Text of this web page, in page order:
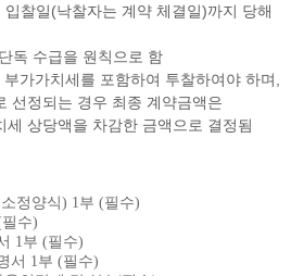
찰일(낙찰자는 계약 체결일)까지 당해
독 수급을 원칙으로 함
가가치세를 포함하여 투찰하여야 하며,
선정되는 경우 최종 계약금액은
세 상당액을 차감한 금액으로 결정됨
정양식) 1부 (필수)
수)
1부 (필수)
서 1부 (필수)